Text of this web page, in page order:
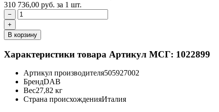
310 736,00 руб. за 1 шт.
−
+
В корзину
Характеристики товара Артикул МСГ: 1022899
Артикул производителя505927002
БрендDAB
Вес27,82 кг
Страна происхожденияИталия